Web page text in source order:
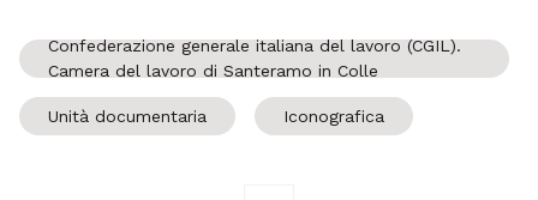
Confederazione generale italiana del lavoro (CGIL).
Camera del lavoro di Santeramo in Colle
Unità documentaria Iconografica